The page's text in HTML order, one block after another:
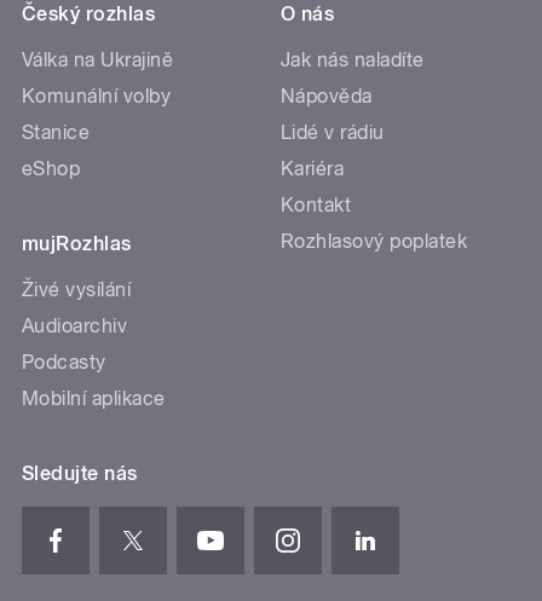
Český rozhlas
Válka na Ukrajině
Komunální volby
Stanice
eShop
mujRozhlas
Živé vysílání
Audioarchiv
Podcasty
Mobilní aplikace
O nás
Jak nás naladíte
Nápověda
Lidé v rádiu
Kariéra
Kontakt
Rozhlasový poplatek
Sledujte nás